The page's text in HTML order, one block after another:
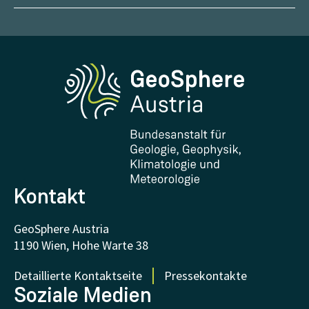
Medien
Kontakt und Besuch
Forschung und Kooperationen
Downloads
Zertifikate und Auszeichnungen
FAQ - Häufig gestellte Fragen
Forschung unterstützen
Erdbeben melden
Phenowatch.at
Kontakt
GeoSphere Austria
1190 Wien, Hohe Warte 38
Detaillierte Kontaktseite
Pressekontakte
Soziale Medien